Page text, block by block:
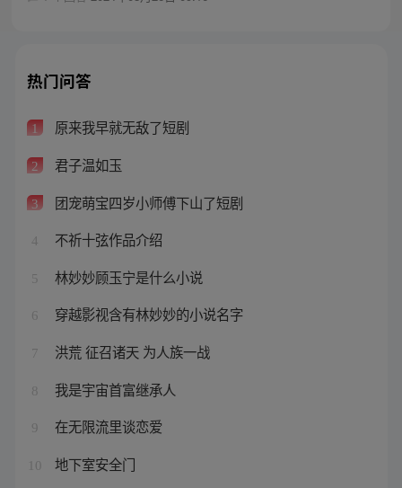
热门问答
1 原来我早就无敌了短剧
2 君子温如玉
3 团宠萌宝四岁小师傅下山了短剧
4 不祈十弦作品介绍
5 林妙妙顾玉宁是什么小说
6 穿越影视含有林妙妙的小说名字
7 洪荒 征召诸天 为人族一战
8 我是宇宙首富继承人
9 在无限流里谈恋爱
10 地下室安全门